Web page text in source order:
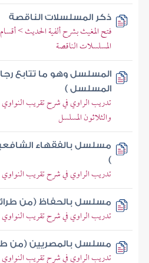
ذكر المسلسلات الناقصة
فتح المغيث بشرح ألفية الحديث >
المسلسلات الناقصة
المسلسل وهو ما تتابع
المسلسل )
تدريب الراوي في شرح تقريب النواوي
والثلاثون المسلسل
مسلسل بالفقهاء
)
تدريب الراوي في شرح تقريب النواوي
مسلسل بالحفاظ (من
تدريب الراوي في شرح تقريب النواوي
مسلسل بالمصريين (من
تدريب الراوي في شرح تقريب النواوي